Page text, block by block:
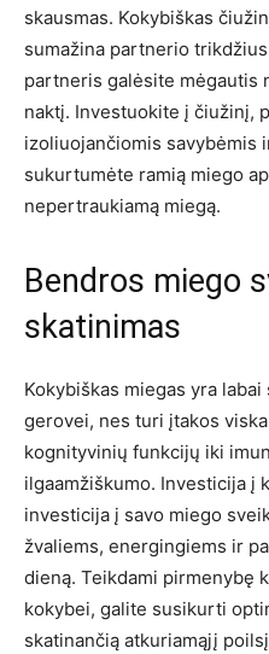
skausmas. Kokybiškas
sumažina partnerio
partneris galėsite mėgautis
naktį. Investuokite į čiužinį,
izoliuojančiomis savybėmis
sukurtumėte ramią miego
nepertraukiamą miegą.
Bendros miego
skatinimas
Kokybiškas miegas yra
gerovei, nes turi įtakos
kognityvinių funkcijų iki
ilgaamžiškumo. Investicija į
investicija į savo miego
žvaliems, energingiems ir
dieną. Teikdami pirmenybę
kokybei, galite susikurti
skatinančią atkuriamąjį